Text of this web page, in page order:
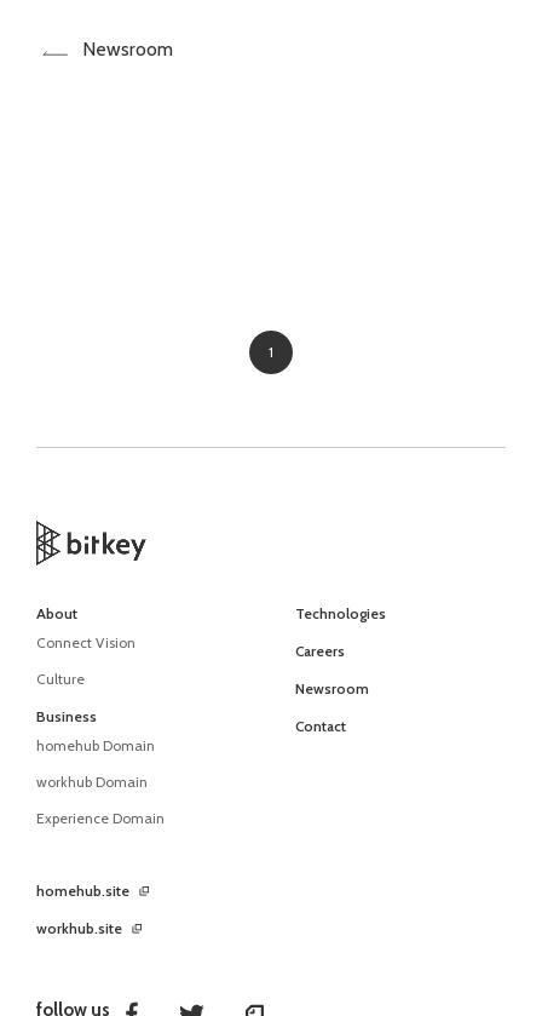
Newsroom
1
follow us
About
Connect Vision
Culture
Business
homehub Domain
workhub Domain
Experience Domain
Technologies
Careers
Newsroom
Contact
homehub.site
workhub.site